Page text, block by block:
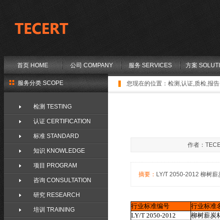
首页 HOME 公司 COMPANY 服务 SERVICES 方案
您现在的位置： 检测,认证,质检,报
作者：
摘要： LY/T 2050-2012 柳树
行业标准编号
行业标准
LY/T 2050-2012
柳树薪炭
服务分类 SCOPE
检测 TESTING
认证 CERTIFICATION
标准 STANDARD
知识 KNOWLEDGE
项目 PROGRAM
咨询 CONSULTATION
研究 RESEARCH
培训 TRAINING